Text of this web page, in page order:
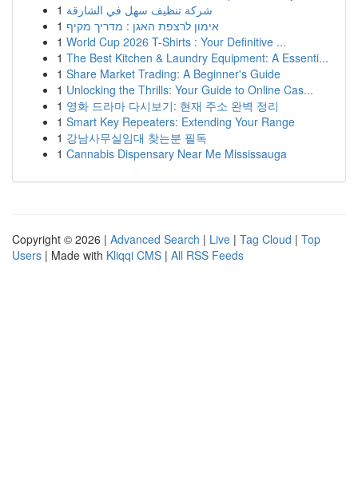
1 شركة تنظيف سهل في الشارقة
1 אימון לרצפת האגן : מדריך מקיף
1 World Cup 2026 T-Shirts : Your Definitive ...
1 The Best Kitchen & Laundry Equipment: A Essenti...
1 Share Market Trading: A Beginner's Guide
1 Unlocking the Thrills: Your Guide to Online Cas...
1 영화 드라마 다시보기: 현재 주소 완벽 정리
1 Smart Key Repeaters: Extending Your Range
1 강남사무실임대 찾는분 필독
1 Cannabis Dispensary Near Me Mississauga
Copyright © 2026 | Advanced Search | Live | Tag Cloud | Top
Users | Made with Kliqqi CMS | All RSS Feeds